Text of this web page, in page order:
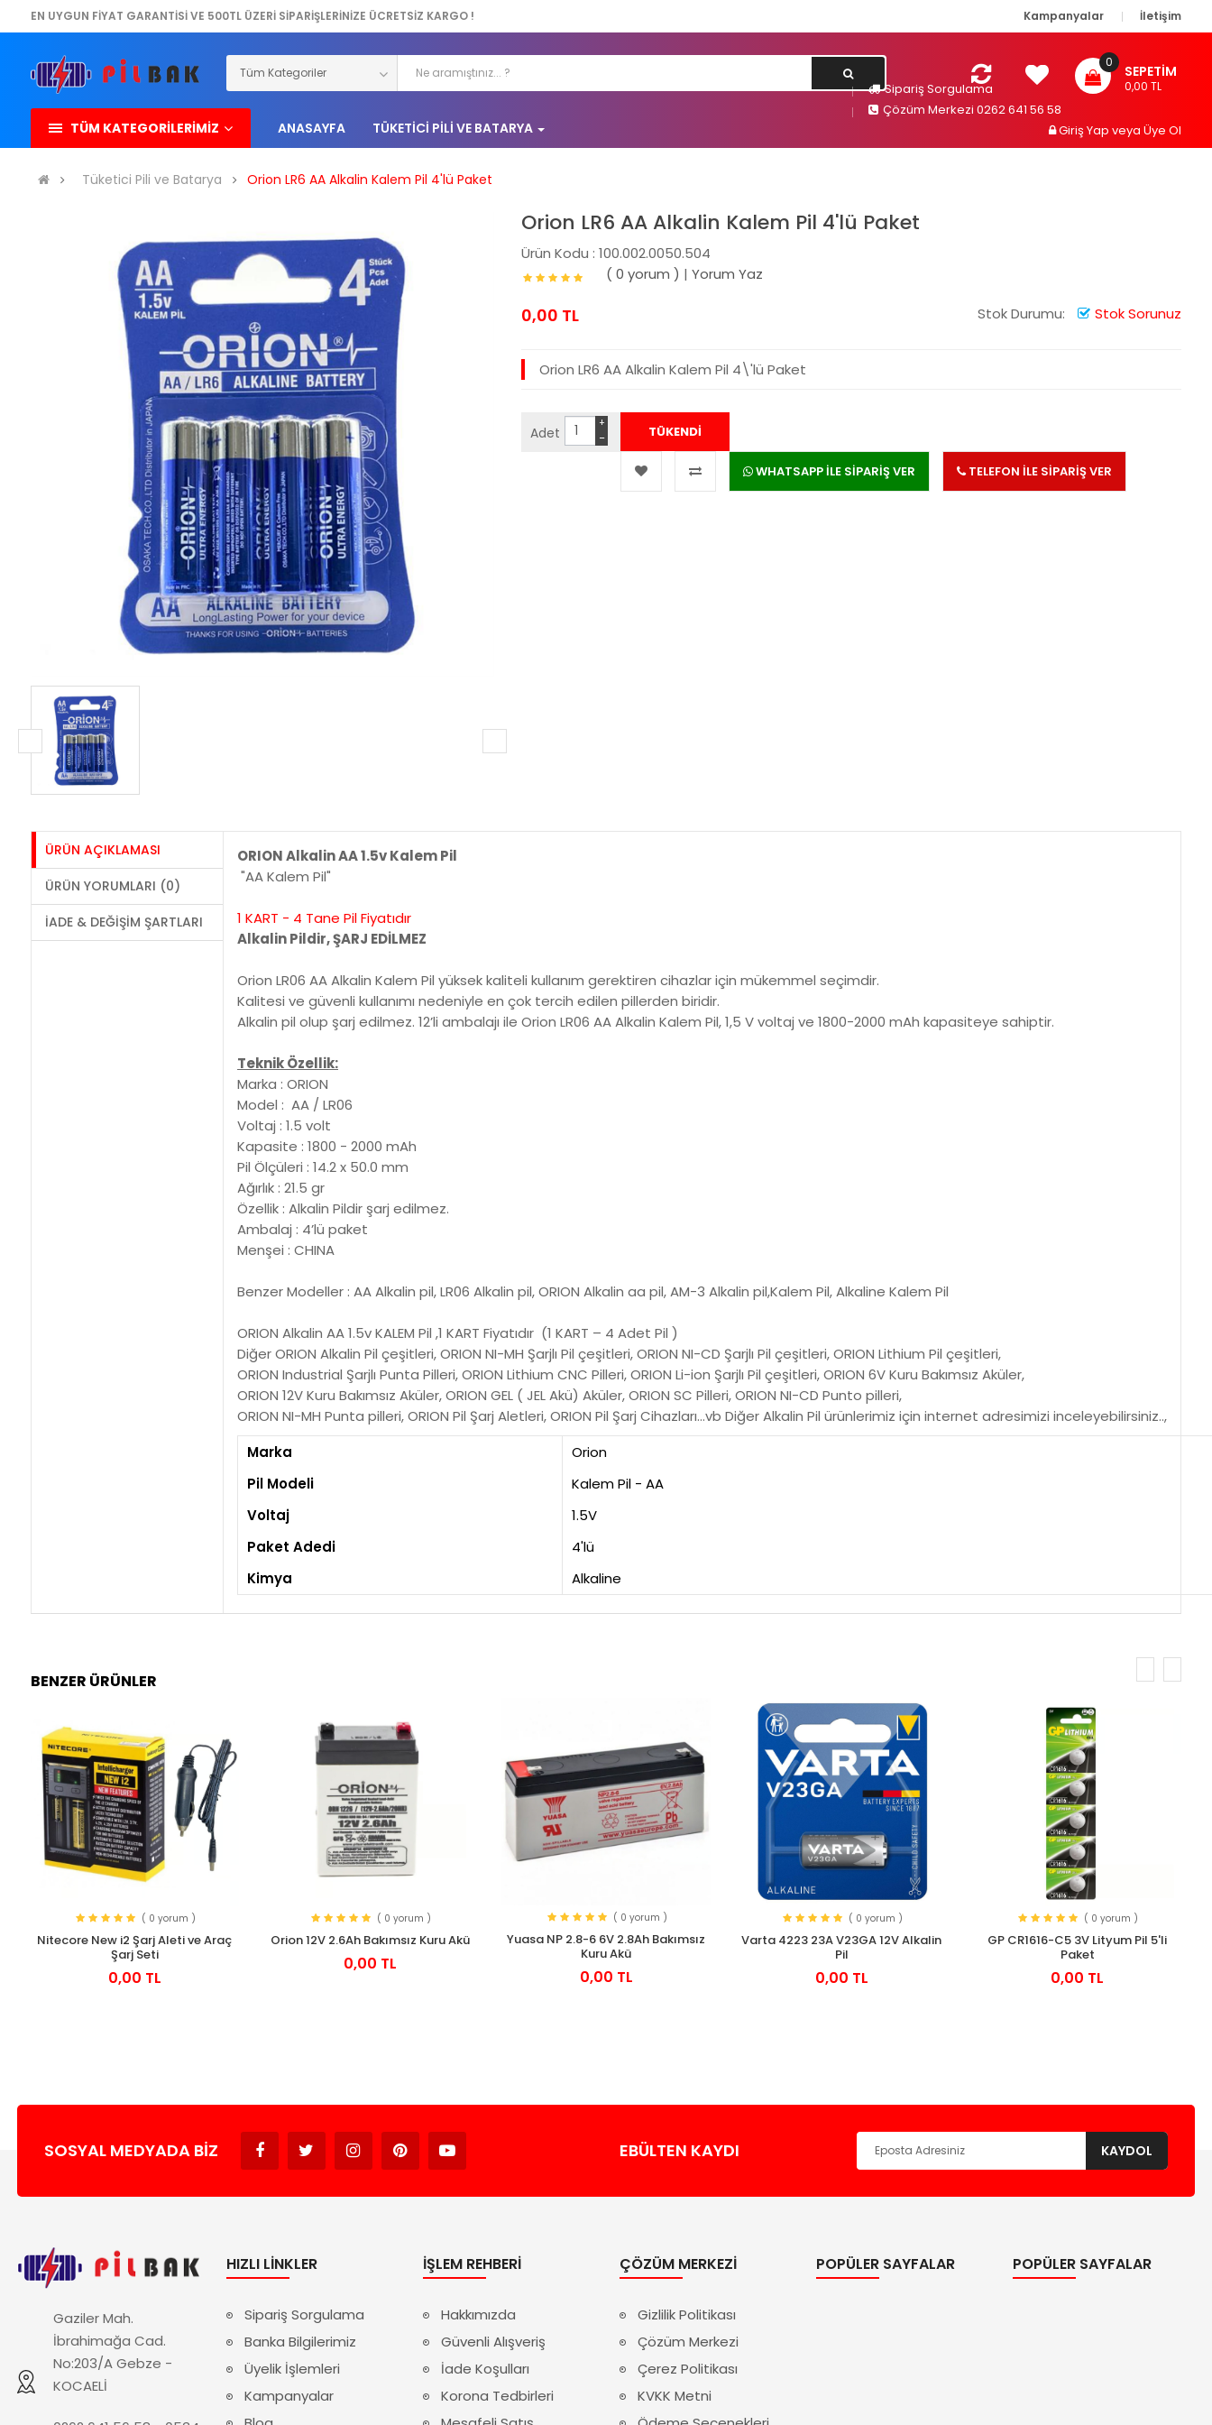
EN UYGUN FİYAT GARANTİSİ VE 500TL ÜZERİ SİPARİŞLERİNİZE ÜCRETSİZ KARGO ! Kampanyalar İletişim
SEPETIM
0
0,00 TL
TÜM KATEGORİLERİMİZ ANASAYFA TÜKETICI PILI VE BATARYA
Sipariş Sorgulama
Çözüm Merkezi 0262 641 56 58
Giriş YapveyaÜye Ol
Tüketici Pili ve Batarya Orion LR6 AA Alkalin Kalem Pil 4'lü Paket
Orion LR6 AA Alkalin Kalem Pil 4'lü Paket
Ürün Kodu : 100.002.0050.504
( 0 yorum ) |Yorum Yaz
0,00 TL Stok Durumu: Stok Sorunuz
Orion LR6 AA Alkalin Kalem Pil 4\'lü Paket
Adet −
+
WHATSAPP İLE SİPARİŞ VER TELEFON İLE SİPARİŞ VER
ÜRÜN AÇIKLAMASI
ÜRÜN YORUMLARI (0)
İADE & DEĞIŞIM ŞARTLARI
ORION Alkalin AA 1.5v Kalem Pil
"AA Kalem Pil"
1 KART - 4 Tane Pil Fiyatıdır
Alkalin Pildir, ŞARJ EDİLMEZ
Orion LR06 AA Alkalin Kalem Pil yüksek kaliteli kullanım gerektiren cihazlar için mükemmel seçimdir.
Kalitesi ve güvenli kullanımı nedeniyle en çok tercih edilen pillerden biridir.
Alkalin pil olup şarj edilmez. 12’li ambalajı ile Orion LR06 AA Alkalin Kalem Pil, 1,5 V voltaj ve 1800-2000 mAh kapasiteye sahiptir.
Teknik Özellik:
Marka : ORION
Model : AA / LR06
Voltaj : 1.5 volt
Kapasite : 1800 - 2000 mAh
Pil Ölçüleri : 14.2 x 50.0 mm
Ağırlık : 21.5 gr
Özellik : Alkalin Pildir şarj edilmez.
Ambalaj : 4’lü paket
Menşei : CHINA
Benzer Modeller : AA Alkalin pil, LR06 Alkalin pil, ORION Alkalin aa pil, AM-3 Alkalin pil,Kalem Pil, Alkaline Kalem Pil
ORION Alkalin AA 1.5v KALEM Pil ,1 KART Fiyatıdır (1 KART – 4 Adet Pil )
Diğer ORION Alkalin Pil çeşitleri, ORION NI-MH Şarjlı Pil çeşitleri, ORION NI-CD Şarjlı Pil çeşitleri, ORION Lithium Pil çeşitleri,
ORION Industrial Şarjlı Punta Pilleri, ORION Lithium CNC Pilleri, ORION Li-ion Şarjlı Pil çeşitleri, ORION 6V Kuru Bakımsız Aküler,
ORION 12V Kuru Bakımsız Aküler, ORION GEL ( JEL Akü) Aküler, ORION SC Pilleri, ORION NI-CD Punto pilleri,
ORION NI-MH Punta pilleri, ORION Pil Şarj Aletleri, ORION Pil Şarj Cihazları…vb Diğer Alkalin Pil ürünlerimiz için internet adresimizi inceleyebilirsiniz..,
Marka
Orion
Pil Modeli
Kalem Pil - AA
Voltaj
1.5V
Paket Adedi
4'lü
Kimya
Alkaline
BENZER ÜRÜNLER
( 0 yorum )
Nitecore New i2 Şarj Aleti ve Araç
Şarj Seti
0,00 TL
( 0 yorum )
Orion 12V 2.6Ah Bakımsız Kuru Akü
0,00 TL
( 0 yorum )
Yuasa NP 2.8-6 6V 2.8Ah Bakımsız
Kuru Akü
0,00 TL
( 0 yorum )
Varta 4223 23A V23GA 12V Alkalin
Pil
0,00 TL
( 0 yorum )
GP CR1616-C5 3V Lityum Pil 5'li
Paket
0,00 TL
SOSYAL MEDYADA BIZ EBÜLTEN KAYDI KAYDOL
Gaziler Mah.
İbrahimağa Cad.
No:203/A Gebze -
KOCAELİ
HIZLI LINKLER
Sipariş Sorgulama
Banka Bilgilerimiz
Üyelik İşlemleri
Kampanyalar
İŞLEM REHBERI
Hakkımızda
Güvenli Alışveriş
İade Koşulları
Korona Tedbirleri
ÇÖZÜM MERKEZI
Gizlilik Politikası
Çözüm Merkezi
Çerez Politikası
KVKK Metni
POPÜLER SAYFALAR POPÜLER SAYFALAR